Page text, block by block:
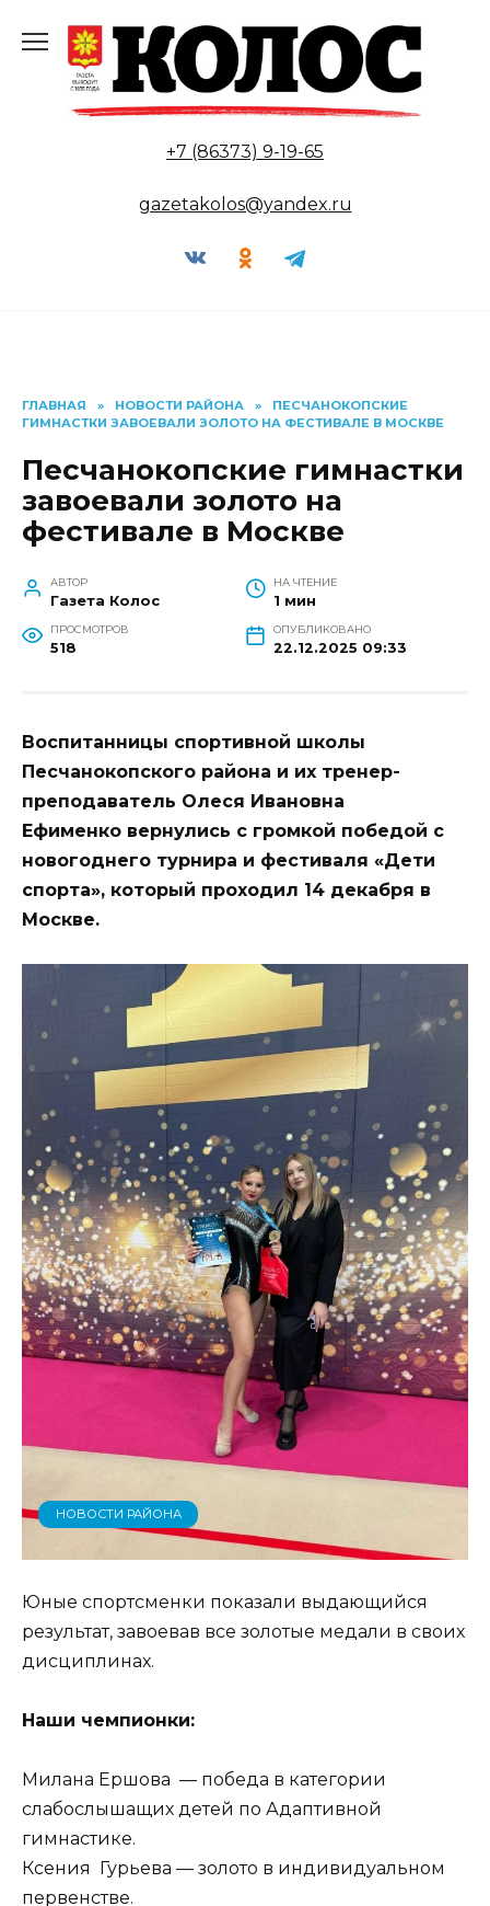
содержанию
+7 (86373) 9-19-65
gazetakolos@yandex.ru
ГЛАВНАЯ » НОВОСТИ РАЙОНА »
ПЕСЧАНОКОПСКИЕ
ГИМНАСТКИ ЗАВОЕВАЛИ ЗОЛОТО НА ФЕСТИВАЛЕ В МОСКВЕ
Песчанокопские гимнастки
завоевали золото на
фестивале в Москве
АВТОР
Газета Колос
НА ЧТЕНИЕ
1 мин
ПРОСМОТРОВ
518
ОПУБЛИКОВАНО
22.12.2025 09:33
Воспитанницы спортивной школы
Песчанокопского района и их тренер-
преподаватель Олеся Ивановна
Ефименко вернулись с громкой победой с
новогоднего турнира и фестиваля «Дети
спорта», который проходил 14 декабря в
Москве.
НОВОСТИ РАЙОНА
Юные спортсменки показали выдающийся
результат, завоевав все золотые медали в своих
дисциплинах.
Наши чемпионки:
Милана Ершова — победа в категории
слабослышащих детей по Адаптивной
гимнастике.
Ксения Гурьева — золото в индивидуальном
первенстве.